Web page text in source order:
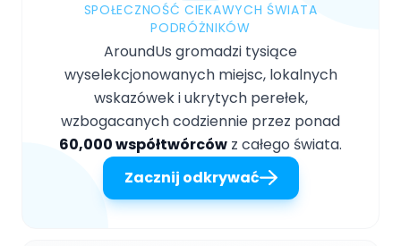
SPOŁECZNOŚĆ CIEKAWYCH ŚWIATA
PODRÓŻNIKÓW
AroundUs gromadzi tysiące
wyselekcjonowanych miejsc, lokalnych
wskazówek i ukrytych perełek,
wzbogacanych codziennie przez ponad
60,000 współtwórców z całego świata.
Zacznij odkrywać